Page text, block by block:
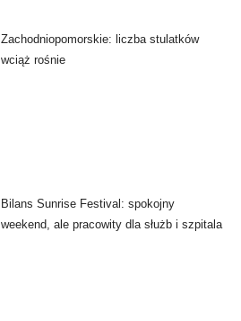
Zachodniopomorskie: liczba stulatków
wciąż rośnie
Bilans Sunrise Festival: spokojny
weekend, ale pracowity dla służb i szpitala